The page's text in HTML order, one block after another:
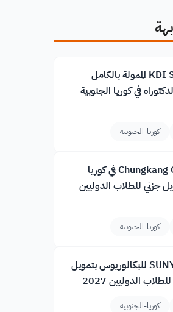
منحة KDI School الممولة بالكامل
في كوريا الجنوبية
كوريا-الجنوبية
منح Chungkang College في كوريا
جزئي للطلاب الدوليين
كوريا-الجنوبية
منح SUNY Korea للبكالوريوس بتمويل
الدوليين 2027
كوريا-الجنوبية